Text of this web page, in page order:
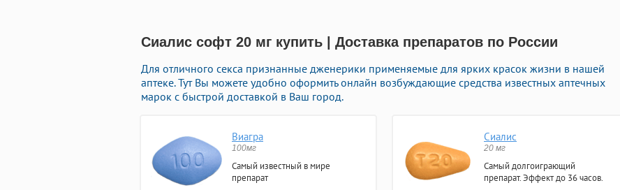
Сиалис софт 20 мг купить | Доставка препаратов по России
Для отличного секса признанные дженерики применяемые для ярких красок жизни в нашей
аптеке. Тут Вы можете удобно оформить онлайн возбуждающие средства известных аптечных
марок с быстрой доставкой в Ваш город.
Виагра
100мг
Самый известный в мире
препарат
Сиалис
20 мг
Самый долгоиграющий
препарат. Эффект до 36 часов.